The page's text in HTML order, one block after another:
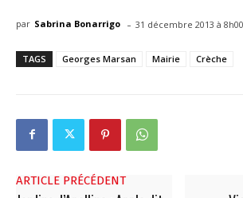
par Sabrina Bonarrigo - 31 décembre 2013 à 8h00
TAGS Georges Marsan Mairie Crèche
ARTICLE PRÉCÉDENT